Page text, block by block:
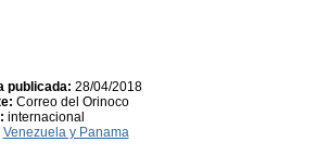
publicada: 28/04/2018
Correo del Orinoco
internacional
Venezuela y Panama